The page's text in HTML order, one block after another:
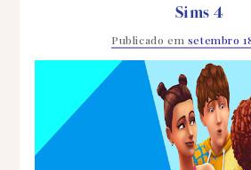
Sims 4
Publicado em setembro